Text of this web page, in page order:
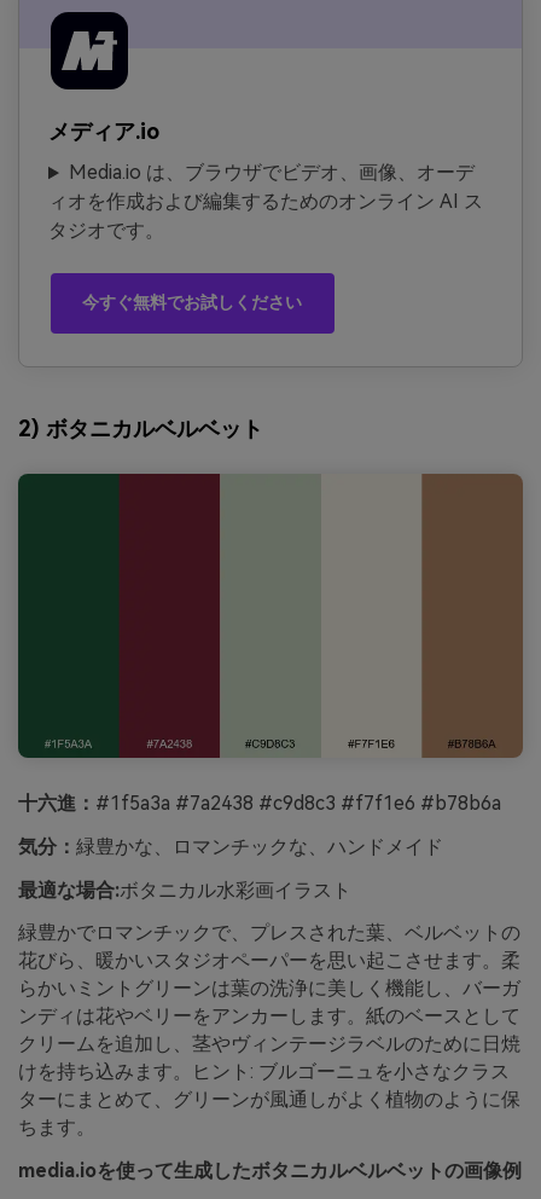
メディア.io
Media.io は、ブラウザでビデオ、画像、オーデ
ィオを作成および編集するためのオンライン AI ス
タジオです。
今すぐ無料でお試しください
2) ボタニカルベルベット
十六進： #1f5a3a #7a2438 #c9d8c3 #f7f1e6 #b78b6a
気分： 緑豊かな、ロマンチックな、ハンドメイド
最適な場合:ボタニカル水彩画イラスト
緑豊かでロマンチックで、プレスされた葉、ベルベットの
花びら、暖かいスタジオペーパーを思い起こさせます。柔
らかいミントグリーンは葉の洗浄に美しく機能し、バーガ
ンディは花やベリーをアンカーします。紙のベースとして
クリームを追加し、茎やヴィンテージラベルのために日焼
けを持ち込みます。ヒント: ブルゴーニュを小さなクラス
ターにまとめて、グリーンが風通しがよく植物のように保
ちます。
media.ioを使って生成したボタニカルベルベットの画像例